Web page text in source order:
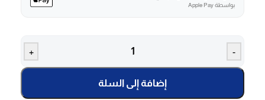
بواسطة Apple Pay
-
+
إضافة إلى السلة